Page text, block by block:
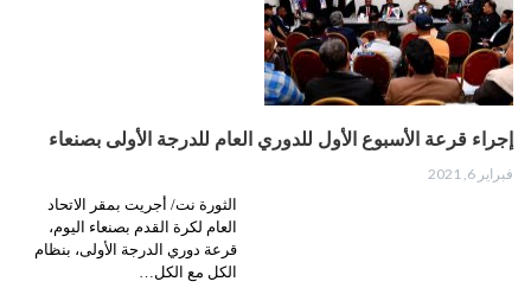
إجراء قرعة الأسبوع الأول للدوري العام للدرجة الأولى بصنعاء
فبراير 6, 2021
الثورة نت/ أجريت بمقر الاتحاد
العام لكرة القدم بصنعاء اليوم،
قرعة دوري الدرجة الأولى، بنظام
الكل مع الكل…